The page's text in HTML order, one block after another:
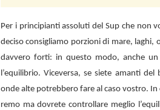
Per i principianti assoluti del Sup che non
deciso consigliamo porzioni di mare, laghi,
davvero forti: in questo modo, anche
l’equilibrio. Viceversa, se siete amanti
onde alte potrebbero fare al caso vostro.
remo ma dovrete controllare meglio